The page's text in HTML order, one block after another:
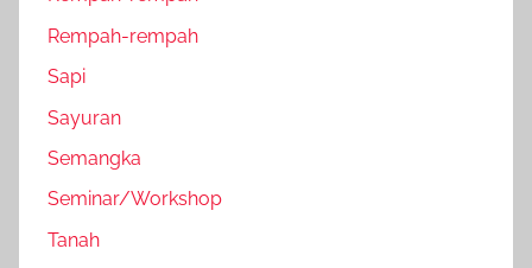
Rempah-rempah
Sapi
Sayuran
Semangka
Seminar/Workshop
Tanah